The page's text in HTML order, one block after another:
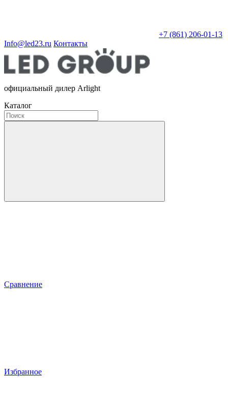
+7 (861) 206-01-13
Info@led23.ru Контакты
официальный дилер Arlight
Каталог
Сравнение
Избранное